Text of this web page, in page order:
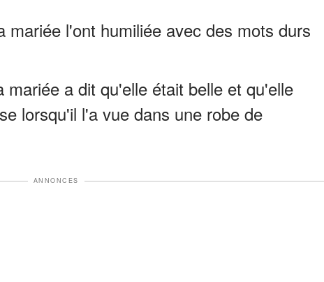
mariée l'ont humiliée avec des mots durs
mariée a dit qu'elle était belle et qu'elle
lorsqu'il l'a vue dans une robe de
ANNONCES